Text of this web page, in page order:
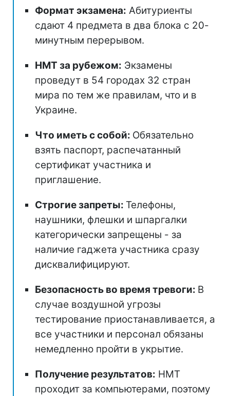
Формат экзамена: Абитуриенты
сдают 4 предмета в два блока с 20-
минутным перерывом.
НМТ за рубежом: Экзамены
проведут в 54 городах 32 стран
мира по тем же правилам, что и в
Украине.
Что иметь с собой: Обязательно
взять паспорт, распечатанный
сертификат участника и
приглашение.
Строгие запреты: Телефоны,
наушники, флешки и шпаргалки
категорически запрещены - за
наличие гаджета участника сразу
дисквалифицируют.
Безопасность во время тревоги: В
случае воздушной угрозы
тестирование приостанавливается, а
все участники и персонал обязаны
немедленно пройти в укрытие.
Получение результатов: НМТ
проходит за компьютерами, поэтому